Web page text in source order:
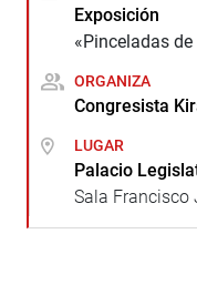
Exposición
«Pinceladas
ORGANIZA
Congresista
LUGAR
Palacio
Sala Francisco